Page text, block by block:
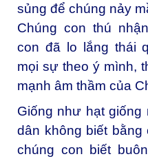
sủng để chúng nảy
Chúng con thú
con đã lo lắng thái
mọi sự theo ý mình,
mạnh âm thầm của
Giống như hạt giống
dân không biết
chúng con biết